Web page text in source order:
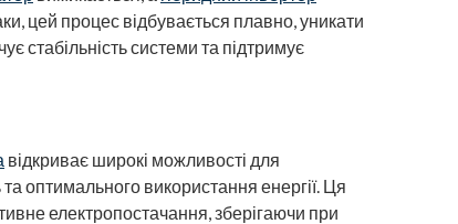
цей процес відбувається плавно, уникати
стабільність системи та підтримує
відкриває широкі можливості для
оптимального використання енергії. Ця
електропостачання, зберігаючи при